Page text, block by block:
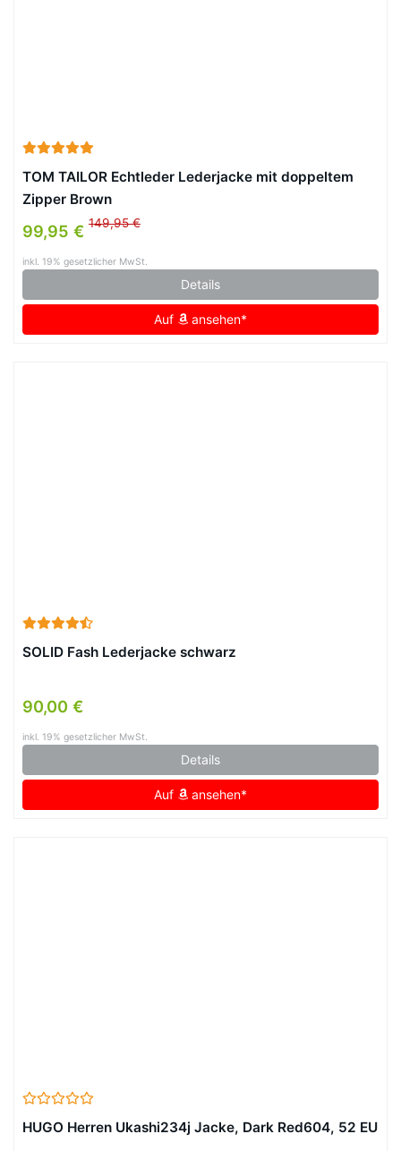
TOM TAILOR Echtleder Lederjacke mit doppeltem
Zipper Brown
99,95 € 149,95 €
inkl. 19% gesetzlicher MwSt.
Details
Auf ansehen*
SOLID Fash Lederjacke schwarz
90,00 €
inkl. 19% gesetzlicher MwSt.
Details
Auf ansehen*
HUGO Herren Ukashi234j Jacke, Dark Red604, 52 EU